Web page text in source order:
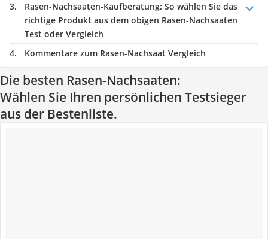
Rasen-Nachsaaten-Kaufberatung: So wählen Sie das
richtige Produkt aus dem obigen Rasen-Nachsaaten
Test oder Vergleich
Kommentare zum Rasen-Nachsaat Vergleich
Die besten Rasen-Nachsaaten:
Wählen Sie Ihren persönlichen Testsieger
aus der Bestenliste.